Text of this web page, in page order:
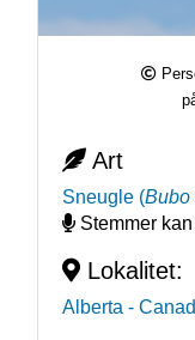
Art
Sneugle (Bubo
Stemmer
Lokalitet:
Alberta -